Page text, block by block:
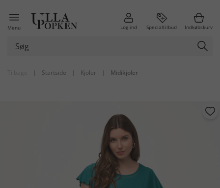
Menu Log ind Specialtilbud Indkøbskurv
| Startside | Kjoler | Midikjoler